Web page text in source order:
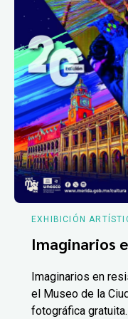
EXHIBICIÓN
Imaginarios
Imaginarios en
el Museo de la
fotográfica gratuita.